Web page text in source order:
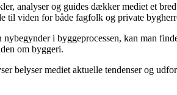
analyser og guides dækker mediet et
til viden for både fagfolk og private
i byggeprocessen, kan man
om byggeri.
belyser mediet aktuelle tendenser og